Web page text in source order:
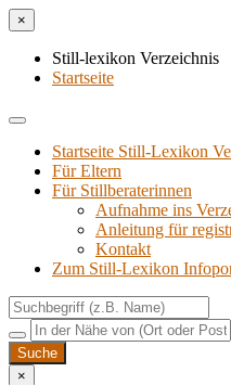
×
Still-lexikon Verzeichnis
Startseite
Startseite Still-Lexikon
Für Eltern
Für Stillberaterinnen
Aufnahme ins
Anlei­tung für
Kon­takt
Zum Still-Lexikon
×